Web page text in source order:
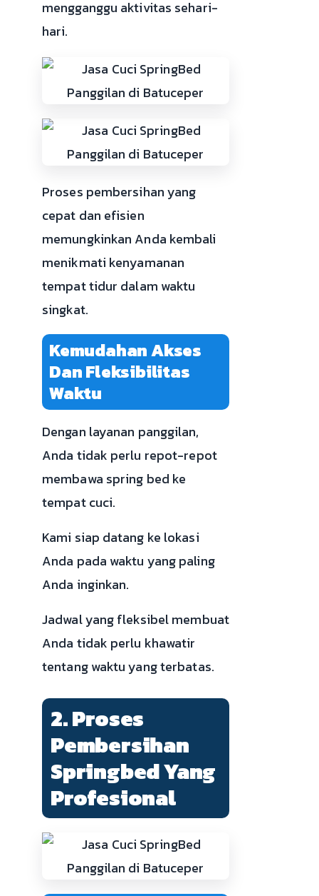
mengganggu aktivitas sehari-
hari.
Proses pembersihan yang
cepat dan efisien
memungkinkan Anda kembali
menikmati kenyamanan
tempat tidur dalam waktu
singkat.
Kemudahan Akses
Dan Fleksibilitas
Waktu
Dengan layanan panggilan,
Anda tidak perlu repot-repot
membawa spring bed ke
tempat cuci.
Kami siap datang ke lokasi
Anda pada waktu yang paling
Anda inginkan.
Jadwal yang fleksibel membuat
Anda tidak perlu khawatir
tentang waktu yang terbatas.
2. Proses
Pembersihan
Springbed Yang
Profesional